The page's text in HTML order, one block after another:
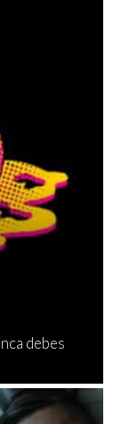
debes